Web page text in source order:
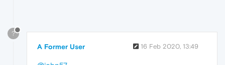
?
A Former User 16 Feb 2020, 13:49